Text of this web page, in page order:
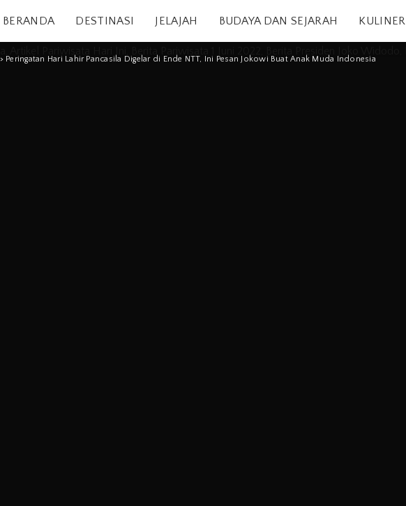
BERANDA DESTINASI JELAJAH BUDAYA DAN SEJARAH KULINER
> Peringatan Hari Lahir Pancasila Digelar di Ende NTT, Ini Pesan Jokowi Buat Anak Muda Indonesia